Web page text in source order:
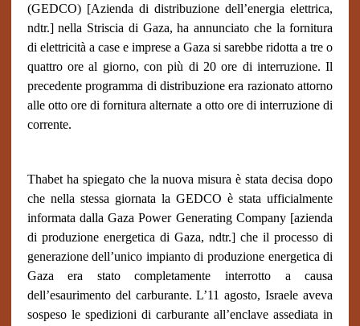
(GEDCO) [Azienda di distribuzione dell’energia elettrica,
ndtr.] nella Striscia di Gaza, ha annunciato che la fornitura
di elettricità a case e imprese a Gaza si sarebbe ridotta a tre o
quattro ore al giorno, con più di 20 ore di interruzione. Il
precedente programma di distribuzione era razionato attorno
alle otto ore di fornitura alternate a otto ore di interruzione di
corrente.
Thabet ha spiegato che la nuova misura è stata decisa dopo
che nella stessa giornata la GEDCO è stata ufficialmente
informata dalla Gaza Power Generating Company [azienda
di produzione energetica di Gaza, ndtr.] che il processo di
generazione dell’unico impianto di produzione energetica di
Gaza era stato completamente interrotto a causa
dell’esaurimento del carburante. L’11 agosto, Israele aveva
sospeso le spedizioni di carburante all’enclave assediata in